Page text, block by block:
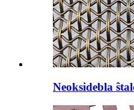
Neoksidebla